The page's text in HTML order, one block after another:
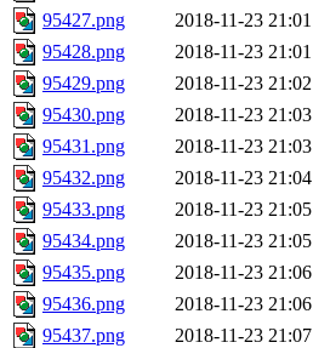
95427.png
2018-11-23 21:01
95428.png
2018-11-23 21:01
95429.png
2018-11-23 21:02
95430.png
2018-11-23 21:03
95431.png
2018-11-23 21:03
95432.png
2018-11-23 21:04
95433.png
2018-11-23 21:05
95434.png
2018-11-23 21:05
95435.png
2018-11-23 21:06
95436.png
2018-11-23 21:06
95437.png
2018-11-23 21:07